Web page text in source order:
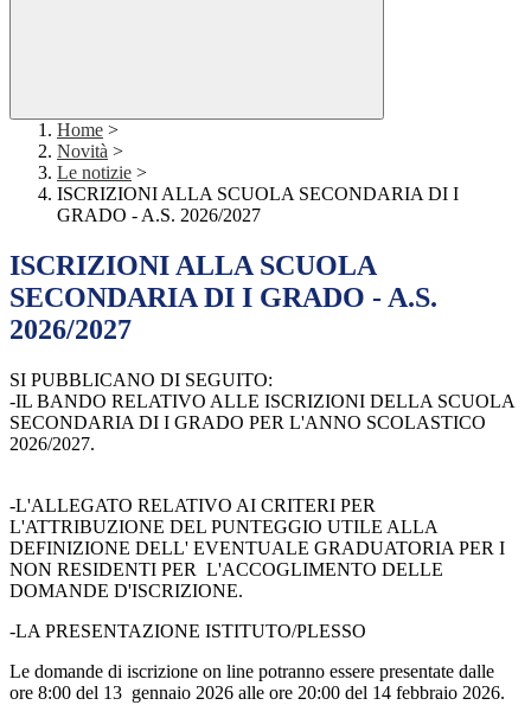
Home >
Novità >
Le notizie >
ISCRIZIONI ALLA SCUOLA SECONDARIA DI I
GRADO - A.S. 2026/2027
ISCRIZIONI ALLA SCUOLA
SECONDARIA DI I GRADO - A.S.
2026/2027
SI PUBBLICANO DI SEGUITO:
-IL BANDO RELATIVO ALLE ISCRIZIONI DELLA SCUOLA
SECONDARIA DI I GRADO PER L'ANNO SCOLASTICO
2026/2027.
-L'ALLEGATO RELATIVO AI CRITERI PER
L'ATTRIBUZIONE DEL PUNTEGGIO UTILE ALLA
DEFINIZIONE DELL' EVENTUALE GRADUATORIA PER I
NON RESIDENTI PER L'ACCOGLIMENTO DELLE
DOMANDE D'ISCRIZIONE.
-LA PRESENTAZIONE ISTITUTO/PLESSO
Le domande di iscrizione on line potranno essere presentate dalle
ore 8:00 del 13 gennaio 2026 alle ore 20:00 del 14 febbraio 2026.